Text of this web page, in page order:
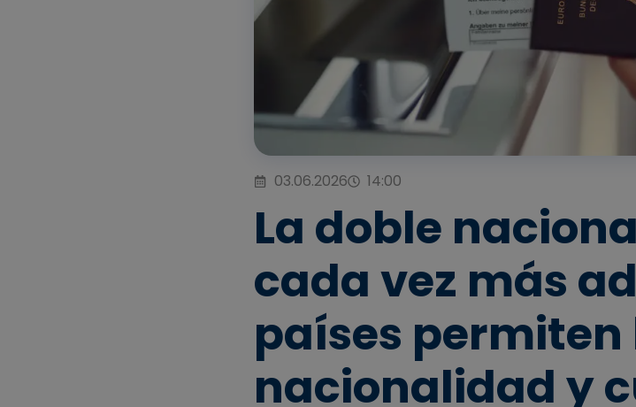
03.06.2026 14:00
La doble
cada vez más
países permiten
nacionalidad y